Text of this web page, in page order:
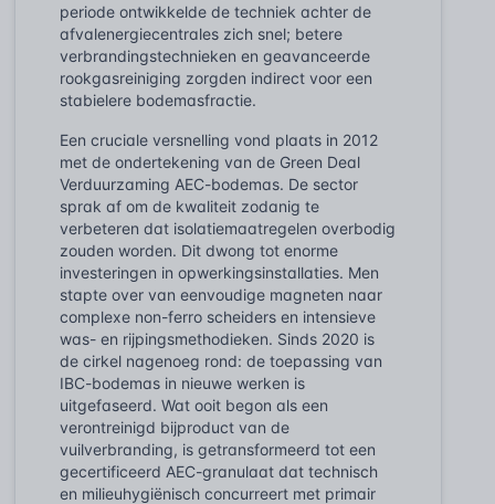
periode ontwikkelde de techniek achter de
afvalenergiecentrales zich snel; betere
verbrandingstechnieken en geavanceerde
rookgasreiniging zorgden indirect voor een
stabielere bodemasfractie.
Een cruciale versnelling vond plaats in 2012
met de ondertekening van de Green Deal
Verduurzaming AEC-bodemas. De sector
sprak af om de kwaliteit zodanig te
verbeteren dat isolatiemaatregelen overbodig
zouden worden. Dit dwong tot enorme
investeringen in opwerkingsinstallaties. Men
stapte over van eenvoudige magneten naar
complexe non-ferro scheiders en intensieve
was- en rijpingsmethodieken. Sinds 2020 is
de cirkel nagenoeg rond: de toepassing van
IBC-bodemas in nieuwe werken is
uitgefaseerd. Wat ooit begon als een
verontreinigd bijproduct van de
vuilverbranding, is getransformeerd tot een
gecertificeerd AEC-granulaat dat technisch
en milieuhygiënisch concurreert met primair